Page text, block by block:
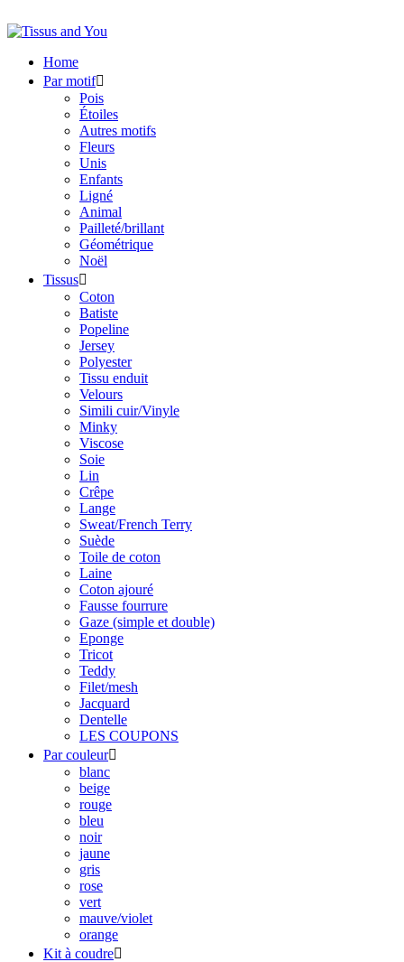
Home
Par motif
Pois
Étoiles
Autres motifs
Fleurs
Unis
Enfants
Ligné
Animal
Pailleté/brillant
Géométrique
Noël
Tissus
Coton
Batiste
Popeline
Jersey
Polyester
Tissu enduit
Velours
Simili cuir/Vinyle
Minky
Viscose
Soie
Lin
Crêpe
Lange
Sweat/French Terry
Suède
Toile de coton
Laine
Coton ajouré
Fausse fourrure
Gaze (simple et double)
Eponge
Tricot
Teddy
Filet/mesh
Jacquard
Dentelle
LES COUPONS
Par couleur
blanc
beige
rouge
bleu
noir
jaune
gris
rose
vert
mauve/violet
orange
Kit à coudre